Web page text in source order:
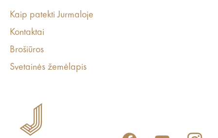
Kaip patekti Jurmaloje
Kontaktai
Brošiūros
Svetainės žemėlapis